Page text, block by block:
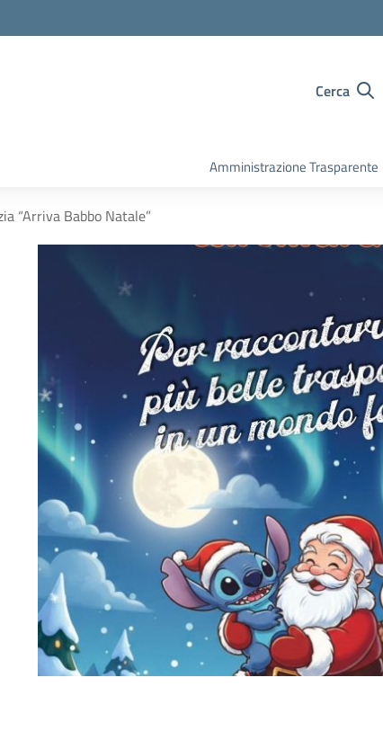
Cerca
Amministrazione Trasparente
“Arriva Babbo Natale”